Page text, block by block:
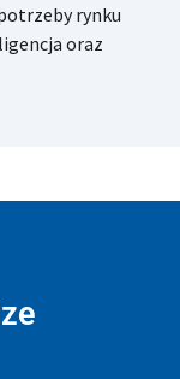
rynku
oraz